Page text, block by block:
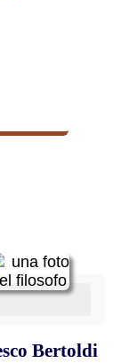
Bertoldi